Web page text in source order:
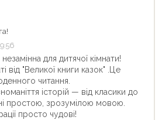
для дитячої кімнати!
від "Великої книги казок" .Це
читання.
історій — від класики до
простою, зрозумілою мовою.
просто чудові!